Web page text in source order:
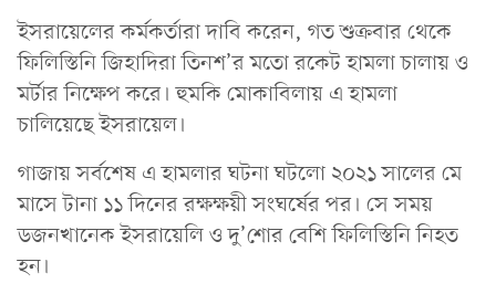
ইসরায়েলের কর্মকর্তারা দাবি করেন, গত শুক্রবার থেকে
ফিলিস্তিনি জিহাদিরা তিনশ’র মতো রকেট হামলা চালায় ও
মর্টার নিক্ষেপ করে। হুমকি মোকাবিলায় এ হামলা
চালিয়েছে ইসরায়েল।
গাজায় সর্বশেষ এ হামলার ঘটনা ঘটলো ২০২১ সালের মে
মাসে টানা ১১ দিনের রক্ষক্ষয়ী সংঘর্ষের পর। সে সময়
ডজনখানেক ইসরায়েলি ও দু’শোর বেশি ফিলিস্তিনি নিহত
হন।